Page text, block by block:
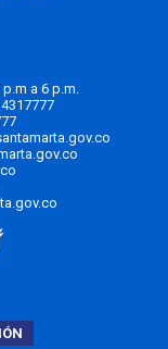
a 6 p.m.